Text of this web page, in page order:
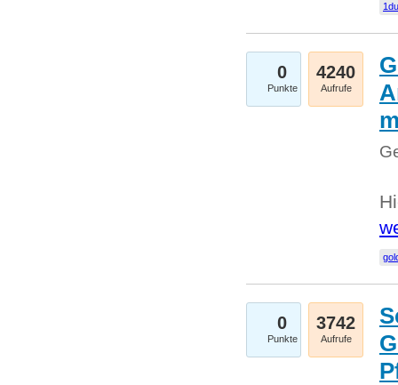
0
Punkte
4240
Aufrufe
0
Punkte
3742
Aufrufe